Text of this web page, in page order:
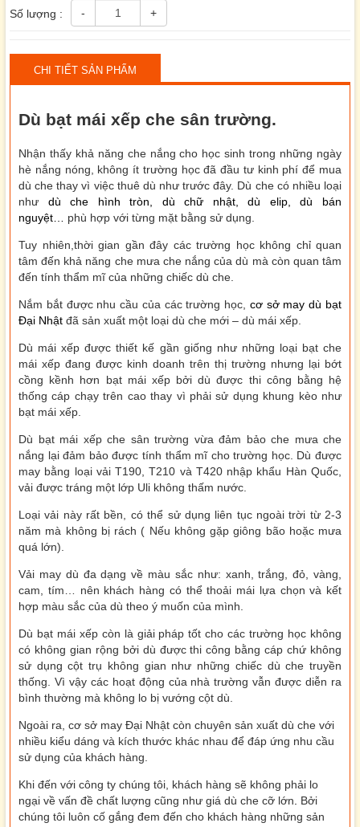
Số lượng : - +
CHI TIẾT SẢN PHẨM
Dù bạt mái xếp che sân trường.
Nhận thấy khả năng che nắng cho học sinh trong những ngày
hè nắng nóng, không ít trường học đã đầu tư kinh phí để mua
dù che thay vì việc thuê dù như trước đây. Dù che có nhiều loại
như dù che hình tròn, dù chữ nhật, dù elip, dù bán
nguyệt… phù hợp với từng mặt bằng sử dụng.
Tuy nhiên,thời gian gần đây các trường học không chỉ quan
tâm đến khả năng che mưa che nắng của dù mà còn quan tâm
đến tính thẩm mĩ của những chiếc dù che.
Nắm bắt được nhu cầu của các trường học, cơ sở may dù bạt
Đại Nhật đã sản xuất một loại dù che mới – dù mái xếp.
Dù mái xếp được thiết kế gần giống như những loại bạt che
mái xếp đang được kinh doanh trên thị trường nhưng lại bớt
cồng kềnh hơn bạt mái xếp bởi dù được thi công bằng hệ
thống cáp chạy trên cao thay vì phải sử dụng khung kèo như
bạt mái xếp.
Dù bạt mái xếp che sân trường vừa đảm bảo che mưa che
nắng lại đảm bảo được tính thẩm mĩ cho trường học. Dù được
may bằng loại vải T190, T210 và T420 nhập khẩu Hàn Quốc,
vải được tráng một lớp Uli không thấm nước.
Loại vải này rất bền, có thể sử dụng liên tục ngoài trời từ 2-3
năm mà không bị rách ( Nếu không gặp giông bão hoặc mưa
quá lớn).
Vải may dù đa dạng về màu sắc như: xanh, trắng, đỏ, vàng,
cam, tím… nên khách hàng có thể thoải mái lựa chọn và kết
hợp màu sắc của dù theo ý muốn của mình.
Dù bạt mái xếp còn là giải pháp tốt cho các trường học không
có không gian rộng bởi dù được thi công bằng cáp chứ không
sử dụng cột trụ không gian như những chiếc dù che truyền
thống. Vì vậy các hoạt động của nhà trường vẫn được diễn ra
bình thường mà không lo bị vướng cột dù.
Ngoài ra, cơ sở may Đại Nhật còn chuyên sản xuất dù che với
nhiều kiểu dáng và kích thước khác nhau để đáp ứng nhu cầu
sử dụng của khách hàng.
Khi đến với công ty chúng tôi, khách hàng sẽ không phải lo
ngại về vấn đề chất lượng cũng như giá dù che cỡ lớn
Bởi
chúng tôi luôn cố gắng đem đến cho khách hàng những sản